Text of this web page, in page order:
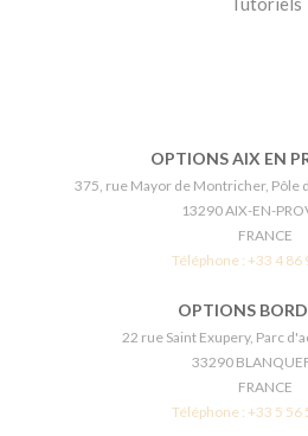
OPTIONS AIX EN
375, rue Mayor de Montricher, Pôle
13290 AIX-EN-
FRANCE
Téléphone : +33 4 86
OPTIONS
22 rue Saint Exupery, Parc
33290
FRANCE
Téléphone : +33 5 56